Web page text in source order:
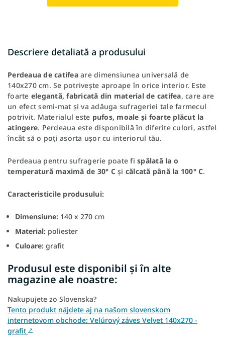
Descriere detaliată a produsului
Perdeaua de catifeaare dimensiunea universală de
140x270 cm. Se potrivește aproape în orice interior. Este
foarte elegantă, fabricată din material de catifea, care are
un efect semi-mat și va adăuga sufrageriei tale farmecul
potrivit. Materialul este pufos, moale și foarte plăcut la
atingere. Perdeaua este disponibilă în diferite culori, astfel
încât să o poți asorta ușor cu interiorul tău.
Perdeaua pentru sufragerie poate fi spălată la o
temperatură maximă de 30° C și călcată până la 100° C.
Caracteristicile produsului:
Dimensiune: 140 x 270 cm
Material: poliester
Culoare: grafit
Produsul este disponibil și în alte
magazine ale noastre:
Nakupujete zo Slovenska?
Tento produkt nájdete aj na našom slovenskom
internetovom obchode: Velúrový záves Velvet 140x270 -
grafit ↗